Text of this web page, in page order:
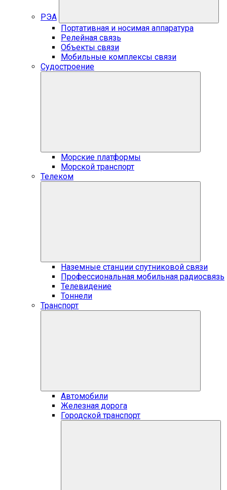
РЭА
Портативная и носимая аппаратура
Релейная связь
Объекты связи
Мобильные комплексы связи
Судостроение
Морские платформы
Морской транспорт
Телеком
Наземные станции спутниковой связи
Профессиональная мобильная радиосвязь
Телевидение
Тоннели
Транспорт
Автомобили
Железная дорога
Городской транспорт